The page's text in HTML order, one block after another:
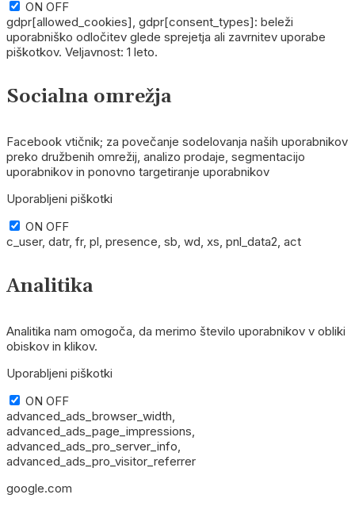
ON OFF
gdpr[allowed_cookies], gdpr[consent_types]: beleži
uporabniško odločitev glede sprejetja ali zavrnitev uporabe
piškotkov. Veljavnost: 1 leto.
Socialna omrežja
Facebook vtičnik; za povečanje sodelovanja naših uporabnikov
preko družbenih omrežij, analizo prodaje, segmentacijo
uporabnikov in ponovno targetiranje uporabnikov
Uporabljeni piškotki
ON OFF
c_user, datr, fr, pl, presence, sb, wd, xs, pnl_data2, act
Analitika
Analitika nam omogoča, da merimo število uporabnikov v obliki
obiskov in klikov.
Uporabljeni piškotki
ON OFF
advanced_ads_browser_width,
advanced_ads_page_impressions,
advanced_ads_pro_server_info,
advanced_ads_pro_visitor_referrer
google.com